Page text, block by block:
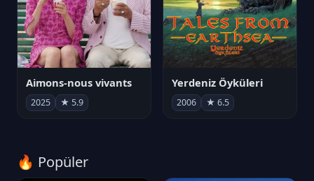
Aimons-nous vivants
2025 ★ 5.9
Yerdeniz Öyküleri
2006 ★ 6.5
🔥 Popüler